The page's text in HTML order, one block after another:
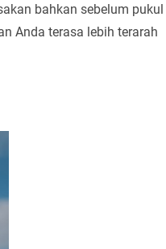
bahkan sebelum pukul
Anda terasa lebih terarah